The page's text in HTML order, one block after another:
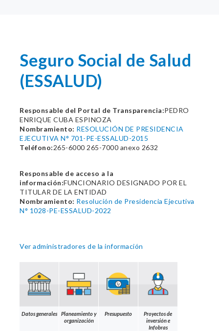
Seguro Social de Salud
(ESSALUD)
Responsable del Portal de Transparencia:PEDRO
ENRIQUE CUBA ESPINOZA
Nombramiento: RESOLUCIÓN DE PRESIDENCIA
EJECUTIVA N° 701-PE-ESSALUD-2015
Teléfono:265-6000 265-7000 anexo 2632
Responsable de acceso a la
información:FUNCIONARIO DESIGNADO POR EL
TITULAR DE LA ENTIDAD
Nombramiento: Resolución de Presidencia Ejecutiva
N° 1028-PE-ESSALUD-2022
Ver administradores de la información
Datos generales
Planeamiento y
organización
Presupuesto
Proyectos de
inversión e
Infobras